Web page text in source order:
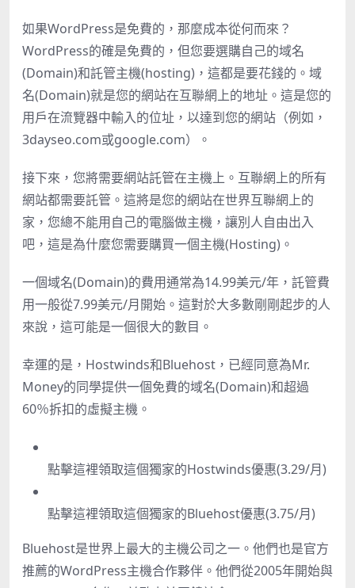
如果WordPress是免費的，那麼成本從何而來？
WordPress的確是免費的，但您要選購自己的域名
(Domain)和託管主機(hosting)，這都是要花錢的。域
名(Domain)就是您的網站在互聯網上的地址。這是您的
用戶在流覽器中輸入的位址，以達到您的網站（例如，
3dayseo.com或google.com）。
接下來，您將需要網站託管在主機上。互聯網上的所有
網站都需要託管。這將是您的網站在世界互聯網上的
家，您總不能用自己的電腦做主機，讓別人自由出入
吧，這是為什麼您需要購買一個主機(Hosting)。
一個域名(Domain)的費用通常為14.99美元/年，託管費
用一般從7.99美元/月開始。這對於大多數剛剛起步的人
來說，這可能是一個很大的數目。
幸運的是，Hostwinds和Bluehost，已經同意為Mr.
Money的同學提供一個免費的域名(Domain)和超過
60％拆扣的虛擬主機。
點擊這裡領取這個獨家的Hostwinds優惠(3.29/月)
點擊這裡領取這個獨家的Bluehost優惠(3.75/月)
Bluehost是世界上最大的主機公司之一。他們也是官方
推薦的WordPress主機合作夥伴。他們從2005年開始與